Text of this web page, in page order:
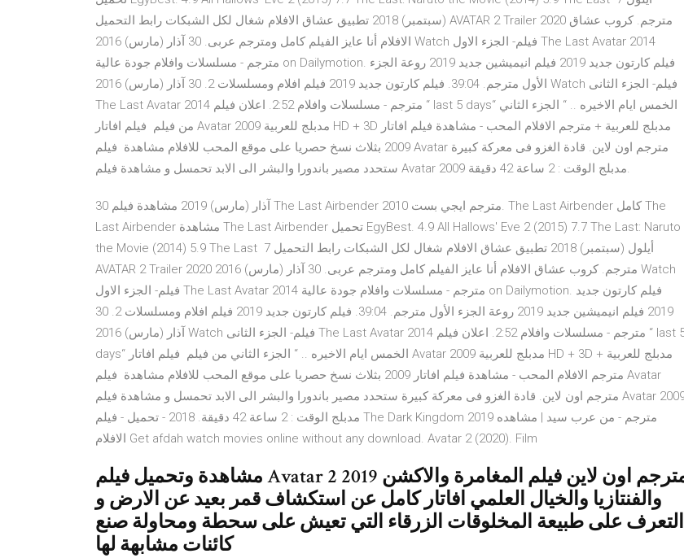
(سبتمبر) 2018 تطبيق عشاق الافلام شغال لكل الشبكات رابط التحميل AVATAR 2 Trailer 2020 مترجم. كروب عشاق
الافلام أنا عايز الفيلم كامل ومترجم عربى. 30 آذار (مارس) 2016 Watch فيلم- الجزء الاول The Last Avatar 2014
مترجم - مسلسلات وافلام جودة عالية on Dailymotion. فيلم كارتون جديد 2019 فيلم انيميشين جديد 2019 روعة الجزء
الأول مترجم. 39:04. فيلم كارتون جديد 2019 فيلم افلام ومسلسلات 2. 30 آذار (مارس) 2016 Watch فيلم- الجزء الثانى
The Last Avatar 2014 مترجم - مسلسلات وافلام 2:52. اعلان فيلم “ last 5 days“ الخمس ايام الاخيره .. “ الجزء الثاني
من فيلم فيلم افاتار Avatar 2009 مدبلج للعربية HD + 3D مدبلج للعربية + مترجم الافلام المحب - مشاهدة فيلم افاتار
2009 بثلاث نسخ حصريا على موقع المحب للافلام مشاهدة فيلم Avatar مترجم اون لاين. قادة الغزو فى معركة كبيرة
ستحدد مصير باندورا والبشر الى الابد تحمسل و مشاهدة فيلم Avatar 2009 مدبلج الوقت : 2 ساعة 42 دقيقة.
30 آذار (مارس) 2019 مشاهدة فيلم The Last Airbender 2010 مترجم ايجي بست. The Last Airbender كامل The
Last Airbender مشاهدة The Last Airbender تحميل EgyBest. 4.9 All Hallows' Eve 2 (2015) 7.7 The Last: Naruto
the Movie (2014) 5.9 The Last 7 أيلول (سبتمبر) 2018 تطبيق عشاق الافلام شغال لكل الشبكات رابط التحميل
AVATAR 2 Trailer 2020 مترجم. كروب عشاق الافلام أنا عايز الفيلم كامل ومترجم عربى. 30 آذار (مارس) 2016 Watch
فيلم- الجزء الاول The Last Avatar 2014 مترجم - مسلسلات وافلام جودة عالية on Dailymotion. فيلم كارتون جديد
2019 فيلم انيميشين جديد 2019 روعة الجزء الأول مترجم. 39:04. فيلم كارتون جديد 2019 فيلم افلام ومسلسلات 2. 30
آذار (مارس) 2016 Watch فيلم- الجزء الثانى The Last Avatar 2014 مترجم - مسلسلات وافلام 2:52. اعلان فيلم “ last 5
days“ الخمس ايام الاخيره .. “ الجزء الثاني من فيلم فيلم افاتار Avatar 2009 مدبلج للعربية HD + 3D مدبلج للعربية +
مترجم الافلام المحب - مشاهدة فيلم افاتار 2009 بثلاث نسخ حصريا على موقع المحب للافلام مشاهدة فيلم Avatar
مترجم اون لاين. قادة الغزو فى معركة كبيرة ستحدد مصير باندورا والبشر الى الابد تحمسل و مشاهدة فيلم Avatar 2009
مدبلج الوقت : 2 ساعة 42 دقيقة. 2018 - تحميل - فيلم The Dark Kingdom 2019 مترجم - من عرب سيد | مشاهده
الافلام Get afdah watch movies online without any download. Avatar 2 (2020). Film
مشاهدة وتحميل فيلم Avatar 2 2019 مترجم اون لاين فيلم المغامرة والاكشن
والفنتازيا والخيال العلمي افاتار كامل عن استكشاف قمر بعيد عن الارض و
التعرف على طبيعة المخلوقات الزرقاء التي تعيش على سحطة ومحاولة صنع
كائنات مشابهة لها